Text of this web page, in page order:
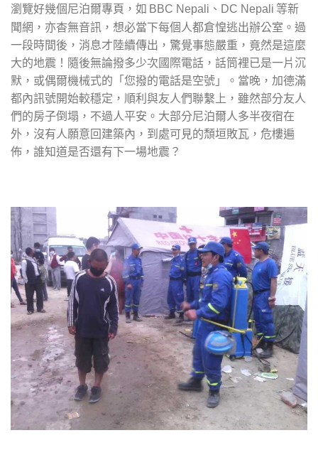
瀏覽好幾個尼泊爾專頁，如 BBC Nepali、DC Nepali 等新
聞網，亦杳無音訊，想必當下每個人都倉惶逃出辦公室。過
一段時間後，消息才陸續傳出，驚覺事態嚴重，竟然是這麼
大的地震！隨後無論撥多少次國際電話，話筒裡已是一片沉
默，或偶爾機械式的「您撥的電話是空號」。當晚，加德滿
都內訊號開始較穩定，順利與友人們聯繫上，雖然部分友人
們的房子倒塌，不過人平安。大部分尼泊爾人多半夜宿在
外，沒有人願意回建築內，到處可見的頹垣敗瓦，危樓遍
佈，誰知道是否還有下一場地震？